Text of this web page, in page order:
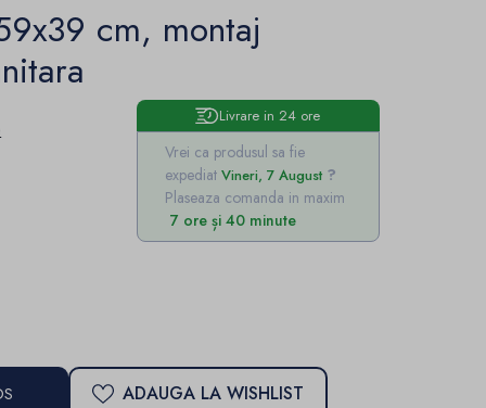
cm, montaj
Livrare in 24 ore
Vrei ca produsul sa fie
expediat Vineri, 7 August
Plaseaza comanda in maxim
7 ore și 40 minute
ADAUGA LA WISHLIST